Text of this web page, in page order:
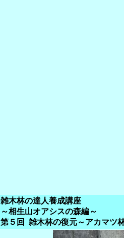
雑木林の達人養成講座
～相生山オアシスの森編～
第５回 雑木林の復元～アカマツ